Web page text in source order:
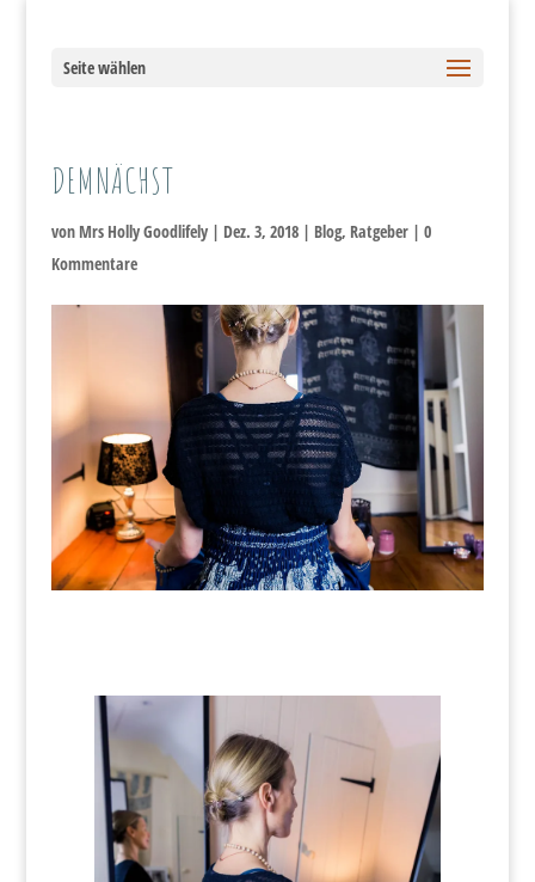
Seite wählen
DEMNÄCHST
von Mrs Holly Goodlifely| Dez. 3, 2018| Blog, Ratgeber| 0
Kommentare